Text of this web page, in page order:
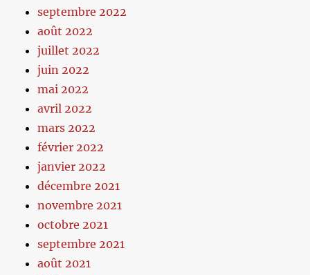
septembre 2022
août 2022
juillet 2022
juin 2022
mai 2022
avril 2022
mars 2022
février 2022
janvier 2022
décembre 2021
novembre 2021
octobre 2021
septembre 2021
août 2021